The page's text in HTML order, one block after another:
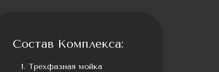
Состав Комплекса:
Трехфазная мойка